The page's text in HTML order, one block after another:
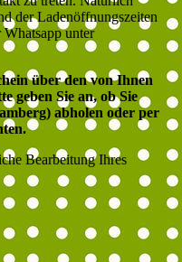
der Ladenöffnungszeiten
unter
über den von Ihnen
geben Sie an, ob Sie
abholen oder per
Bearbeitung Ihres